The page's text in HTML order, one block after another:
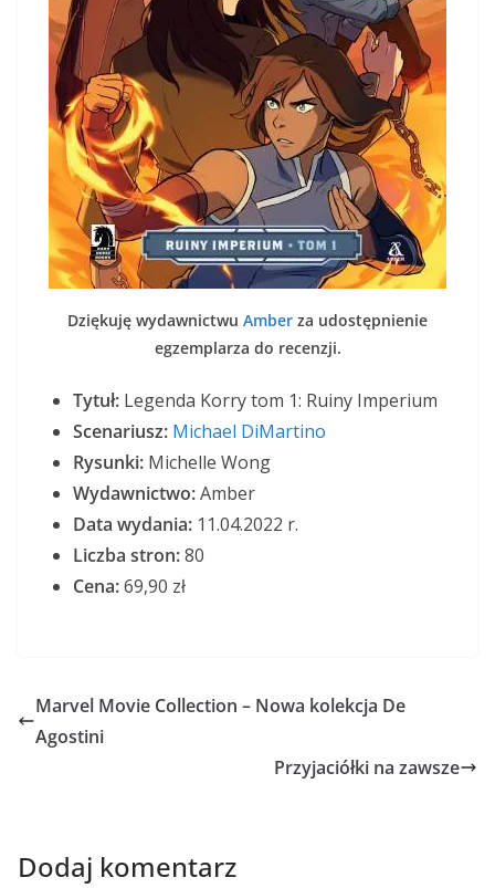
Dziękuję wydawnictwu Amber za udostępnienie
egzemplarza do recenzji.
Tytuł: Legenda Korry tom 1: Ruiny Imperium
Scenariusz: Michael DiMartino
Rysunki: Michelle Wong
Wydawnictwo:Amber
Data wydania: 11.04.2022 r.
Liczba stron:80
Cena:69,90 zł
Marvel Movie Collection – Nowa kolekcja De
Agostini
Przyjaciółki na zawsze
Dodaj komentarz